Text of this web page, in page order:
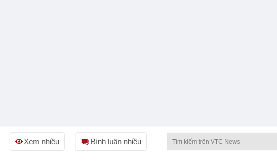
Xem nhiều Bình luận nhiều